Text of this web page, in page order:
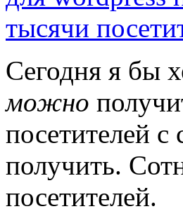
Сегодня я бы
можно
посетителей
получить.
посетителей.